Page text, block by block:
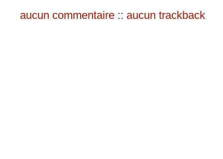
aucun commentaire :: aucun trackback